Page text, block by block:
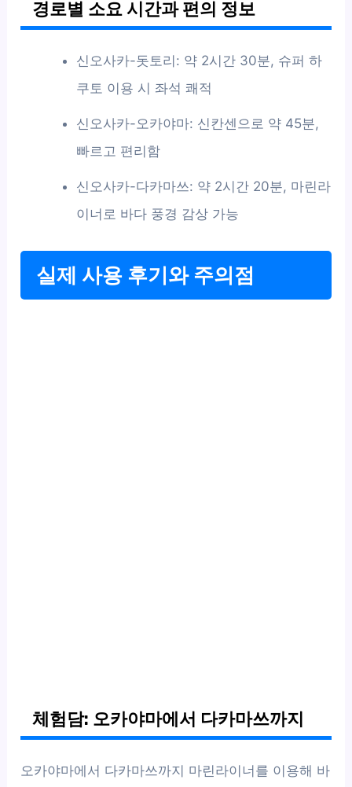
경로별 소요 시간과 편의 정보
신오사카-돗토리: 약 2시간 30분, 슈퍼 하
쿠토 이용 시 좌석 쾌적
신오사카-오카야마: 신칸센으로 약 45분,
빠르고 편리함
신오사카-다카마쓰: 약 2시간 20분, 마린라
이너로 바다 풍경 감상 가능
실제 사용 후기와 주의점
체험담: 오카야마에서 다카마쓰까지
오카야마에서 다카마쓰까지 마린라이너를 이용해 바